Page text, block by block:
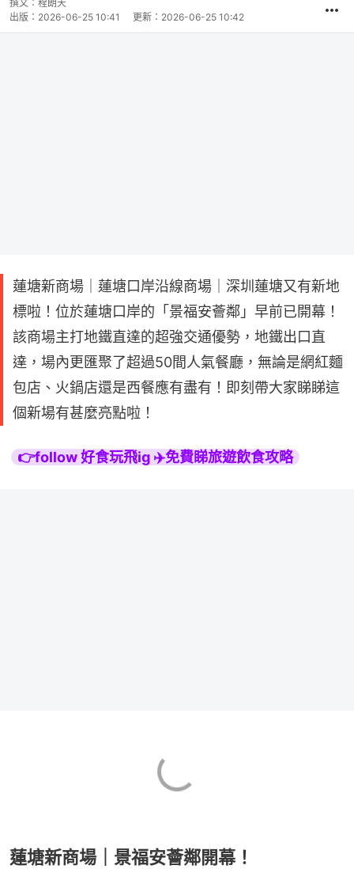
撰文： 程朗天
出版： 2026-06-25 10:41 更新： 2026-06-25 10:42
蓮塘新商場｜蓮塘口岸沿線商場｜深圳蓮塘又有新地
標啦！位於蓮塘口岸的「景福安薈鄰」早前已開幕！
該商場主打地鐵直達的超強交通優勢，地鐵出口直
達，場內更匯聚了超過50間人氣餐廳，無論是網紅麵
包店、火鍋店還是西餐應有盡有！即刻帶大家睇睇這
個新場有甚麼亮點啦！
👉follow 好食玩飛ig ✈️免費睇旅遊飲食攻略
蓮塘新商場｜景福安薈鄰開幕！